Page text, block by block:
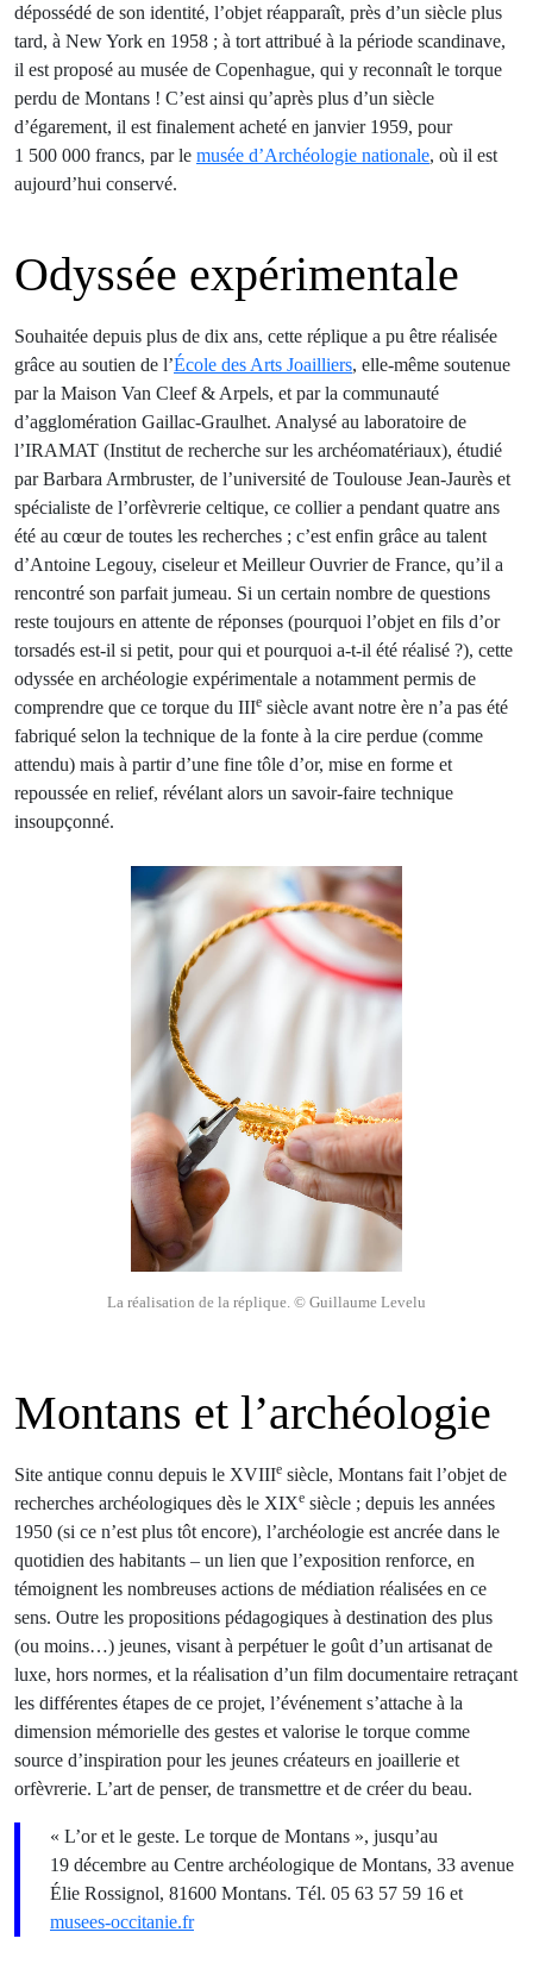
dépossédé de son identité, l’objet réapparaît, près d’un siècle plus
tard, à New York en 1958 ; à tort attribué à la période scandinave,
il est proposé au musée de Copenhague, qui y reconnaît le torque
perdu de Montans ! C’est ainsi qu’après plus d’un siècle
d’égarement, il est finalement acheté en janvier 1959, pour
1 500 000 francs, par le musée d’Archéologie nationale, où il est
aujourd’hui conservé.
Odyssée expérimentale
Souhaitée depuis plus de dix ans, cette réplique a pu être réalisée
grâce au soutien de l’École des Arts Joailliers, elle-même soutenue
par la Maison Van Cleef & Arpels, et par la communauté
d’agglomération Gaillac-Graulhet. Analysé au laboratoire de
l’IRAMAT (Institut de recherche sur les archéomatériaux), étudié
par Barbara Armbruster, de l’université de Toulouse Jean-Jaurès et
spécialiste de l’orfèvrerie celtique, ce collier a pendant quatre ans
été au cœur de toutes les recherches ; c’est enfin grâce au talent
d’Antoine Legouy, ciseleur et Meilleur Ouvrier de France, qu’il a
rencontré son parfait jumeau. Si un certain nombre de questions
reste toujours en attente de réponses (pourquoi l’objet en fils d’or
torsadés est-il si petit, pour qui et pourquoi a-t-il été réalisé ?), cette
odyssée en archéologie expérimentale a notamment permis de
comprendre que ce torque du IIIe siècle avant notre ère n’a pas été
fabriqué selon la technique de la fonte à la cire perdue (comme
attendu) mais à partir d’une fine tôle d’or, mise en forme et
repoussée en relief, révélant alors un savoir-faire technique
insoupçonné.
La réalisation de la réplique. © Guillaume Levelu
Montans et l’archéologie
Site antique connu depuis le XVIIIe siècle, Montans fait l’objet de
recherches archéologiques dès le XIXe siècle ; depuis les années
1950 (si ce n’est plus tôt encore), l’archéologie est ancrée dans le
quotidien des habitants – un lien que l’exposition renforce, en
témoignent les nombreuses actions de médiation réalisées en ce
sens. Outre les propositions pédagogiques à destination des plus
(ou moins…) jeunes, visant à perpétuer le goût d’un artisanat de
luxe, hors normes, et la réalisation d’un film documentaire retraçant
les différentes étapes de ce projet, l’événement s’attache à la
dimension mémorielle des gestes et valorise le torque comme
source d’inspiration pour les jeunes créateurs en joaillerie et
orfèvrerie. L’art de penser, de transmettre et de créer du beau.
« L’or et le geste. Le torque de Montans », jusqu’au
19 décembre au Centre archéologique de Montans, 33 avenue
Élie Rossignol, 81600 Montans. Tél. 05 63 57 59 16 et
musees-occitanie.fr